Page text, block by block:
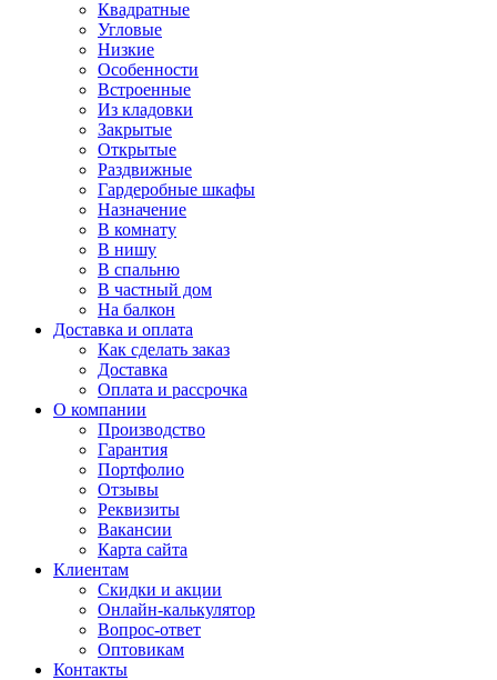
Квадратные
Угловые
Низкие
Особенности
Встроенные
Из кладовки
Закрытые
Открытые
Раздвижные
Гардеробные шкафы
Назначение
В комнату
В нишу
В спальню
В частный дом
На балкон
Доставка и оплата
Как сделать заказ
Доставка
Оплата и рассрочка
О компании
Производство
Гарантия
Портфолио
Отзывы
Реквизиты
Вакансии
Карта сайта
Клиентам
Скидки и акции
Онлайн-калькулятор
Вопрос-ответ
Оптовикам
Контакты